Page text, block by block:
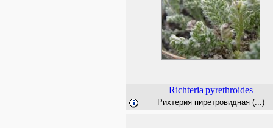
Richteria pyrethroides
Рихтерия пиретровидная (...)